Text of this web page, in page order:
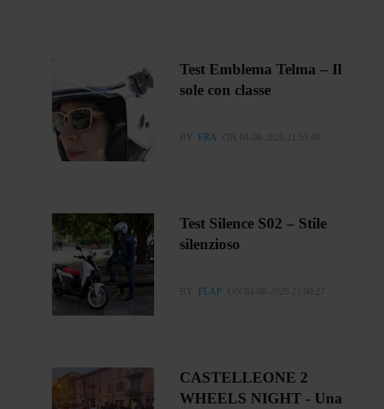
Test Emblema Telma – Il
sole con classe
BY FRA ON 04-08-2026 21:53:46
Test Silence S02 – Stile
silenzioso
BY FLAP ON 03-08-2026 23:00:27
CASTELLEONE 2
WHEELS NIGHT - Una